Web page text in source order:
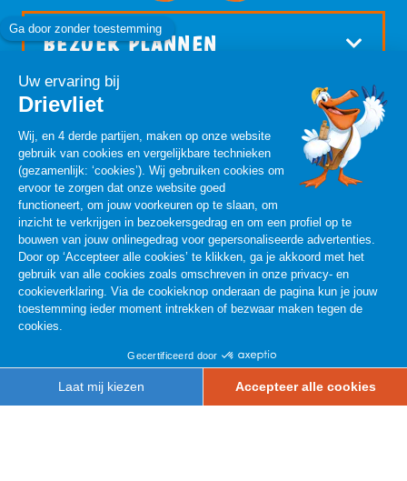
BEZOEK PLANNEN
INFO
Privacyverklaring
Disclaimer
Parkregels
Algemene Voorwaarden
Cookies Aanpassen
© Copyright 2026 Drievliet, all rights reserved.
Het park is vandaag open 10:00- 18:00
Ticket Seizoenspas Groepen